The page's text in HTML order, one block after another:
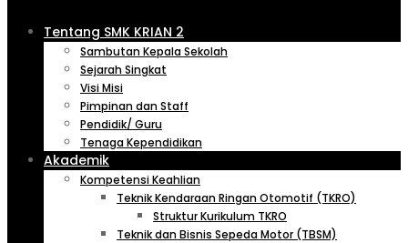
Tentang SMK KRIAN 2
Sambutan Kepala Sekolah
Sejarah Singkat
Visi Misi
Pimpinan dan Staff
Pendidik/ Guru
Tenaga Kependidikan
Akademik
Kompetensi Keahlian
Teknik Kendaraan Ringan Otomotif (TKRO)
Struktur Kurikulum TKRO
Teknik dan Bisnis Sepeda Motor (TBSM)